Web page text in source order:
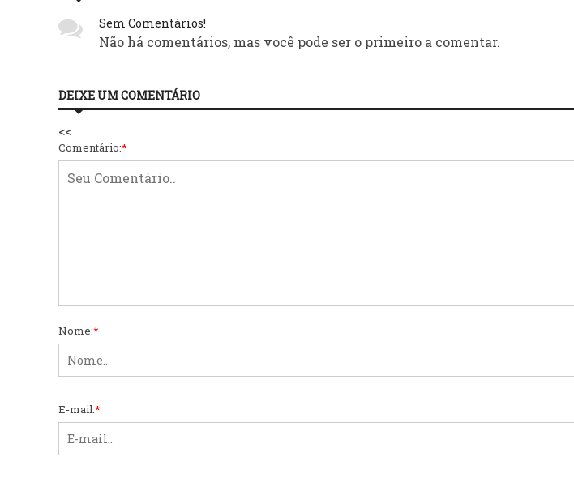
Sem Comentários!
Não há comentários, mas você pode ser o primeiro a comentar.
DEIXE UM COMENTÁRIO
<<
Comentário:*
Nome:*
E-mail:*